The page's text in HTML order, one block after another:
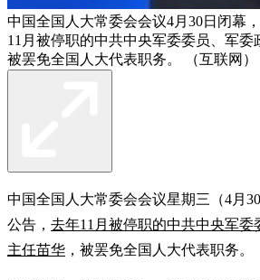
中国全国人大常委会会议4月30日闭幕
11月被停职的中共中央军委委员、军委
被罢免全国人大代表职务。 （互联网）
中国全国人大常委会会议星期三（4月
公告， 去年11月被停职的中共中央军委
主任苗华 ，被罢免全国人大代表职务。